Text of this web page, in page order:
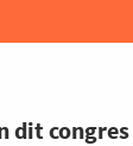
dit